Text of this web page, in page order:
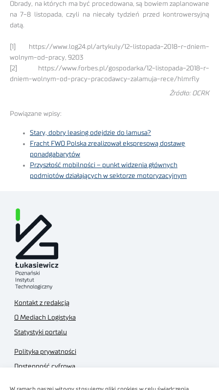
Obrady, na których ma być procedowana, są bowiem zaplanowane
na 7-8 listopada, czyli na niecały tydzień przed kontrowersyjną
datą.
[1] https://www.log24.pl/artykuly/12-listopada-2018-r-dniem-
wolnym-od-pracy, 9203
[2] https://www.forbes.pl/gospodarka/12-listopada-2018-r-
dniem-wolnym-od-pracy-pracodawcy-zalamuja-rece/hlmrfly
Żródło: OCRK
Powiązane wpisy:
Stary, dobry leasing odejdzie do lamusa?
Fracht FWO Polska zrealizował ekspresową dostawę
ponadgabarytów
Przyszłość mobilności – punkt widzenia głównych
podmiotów działających w sektorze motoryzacyjnym
Kontakt z redakcją
O Mediach Logistyka
Statystyki portalu
Polityka prywatności
Dostępność cyfrowa